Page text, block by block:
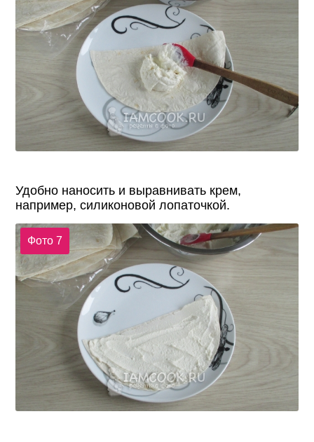
Удобно наносить и выравнивать крем,
например, силиконовой лопаточкой.
Фото 7